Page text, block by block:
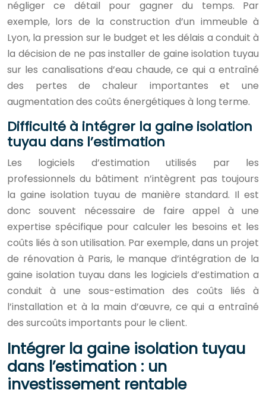
négliger ce détail pour gagner du temps. Par
exemple, lors de la construction d’un immeuble à
Lyon, la pression sur le budget et les délais a conduit à
la décision de ne pas installer de gaine isolation tuyau
sur les canalisations d’eau chaude, ce qui a entraîné
des pertes de chaleur importantes et une
augmentation des coûts énergétiques à long terme.
Difficulté à intégrer la gaine isolation
tuyau dans l’estimation
Les logiciels d’estimation utilisés par les
professionnels du bâtiment n’intègrent pas toujours
la gaine isolation tuyau de manière standard. Il est
donc souvent nécessaire de faire appel à une
expertise spécifique pour calculer les besoins et les
coûts liés à son utilisation. Par exemple, dans un projet
de rénovation à Paris, le manque d’intégration de la
gaine isolation tuyau dans les logiciels d’estimation a
conduit à une sous-estimation des coûts liés à
l’installation et à la main d’œuvre, ce qui a entraîné
des surcoûts importants pour le client.
Intégrer la gaine isolation tuyau
dans l’estimation : un
investissement rentable